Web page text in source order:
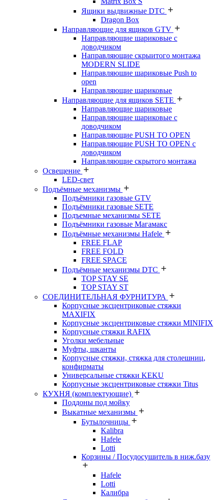
Ящики выдвижные DTC
Dragon Box
Направляющие для ящиков GTV
Направляющие шариковые с
доводчиком
Направляющие скрыитого монтажа
MODERN SLIDE
Направляюшие шариковые Push to
open
Направляющие шариковые
Направляющие для ящиков SETE
Направляющие шариковые
Направляющие шариковые с
доводчиком
Направляющие PUSH TO OPEN
Направляющие PUSH TO OPEN с
доводчиком
Направляющие скрытого монтажа
Освещение
LED-свет
Подъёмные механизмы
Подъёмники газовые GTV
Подъёмники газовые SETE
Подъемные механизмы SETE
Подъёмники газовые Магамакс
Подъёмные механизмы Hafele
FREE FLAP
FREE FOLD
FREE SPACE
Подъёмные механизмы DTC
TOP STAY SE
TOP STAY ST
СОЕДИНИТЕЛЬНАЯ ФУРНИТУРА
Корпусные эксцентриковые стяжки
MAXIFIX
Корпусные эксцентриковые стяжки MINIFIX
Корпусные стяжки RAFIX
Уголки мебельные
Муфты, шканты
Корпусные стяжки, стяжка для столешниц,
конфирматы
Универсальные стяжки KEKU
Корпусные эксцентриковые стяжки Titus
КУХНЯ (комплектующие)
Поддоны под мойку
Выкатные механизмы
Бутылочницы
Kalibra
Hafele
Lotti
Корзины / Посудосушитель в ниж.базу
Hafele
Lotti
Калибра